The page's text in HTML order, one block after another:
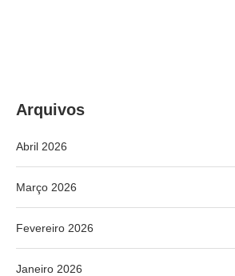
Arquivos
Abril 2026
Março 2026
Fevereiro 2026
Janeiro 2026